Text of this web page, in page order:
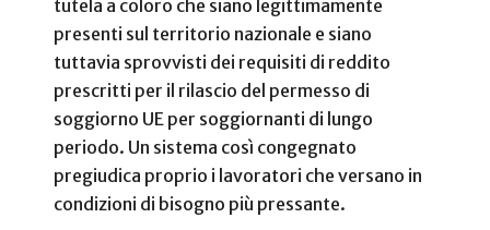
tutela a coloro che siano legittimamente
presenti sul territorio nazionale e siano
tuttavia sprovvisti dei requisiti di reddito
prescritti per il rilascio del permesso di
soggiorno UE per soggiornanti di lungo
periodo. Un sistema così congegnato
pregiudica proprio i lavoratori che versano in
condizioni di bisogno più pressante.